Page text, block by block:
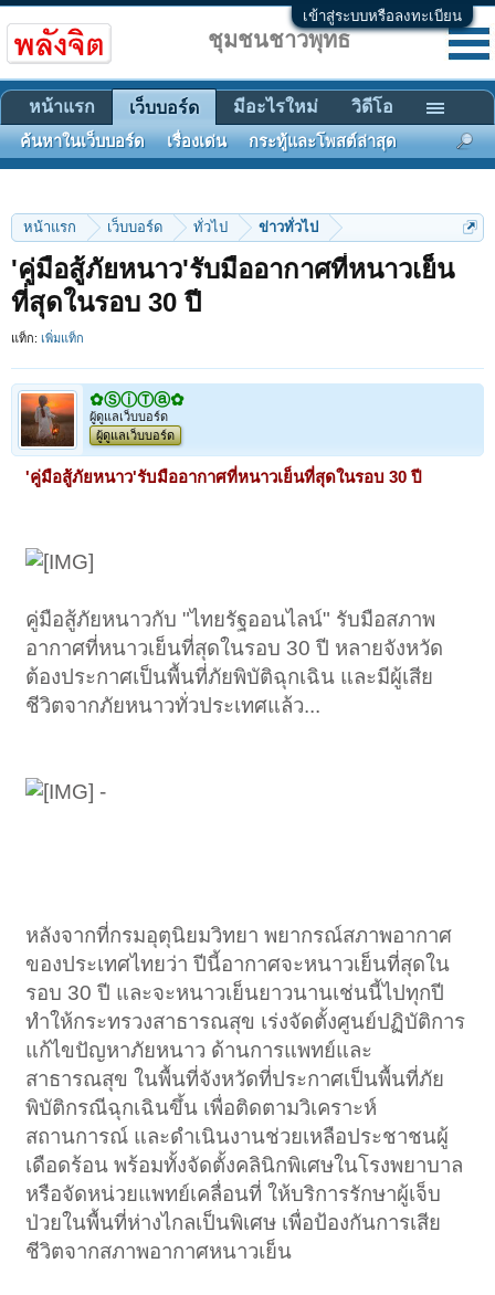
เข้าสู่ระบบหรือลงทะเบียน
หน้าแรก เว็บบอร์ด ทั่วไป ข่าวทั่วไป
'คู่มือสู้ภัยหนาว'รับมืออากาศที่หนาวเย็น
ที่สุดในรอบ 30 ปี
แท็ก: เพิ่มแท็ก
✿ⓈⓘⓉⓐ✿
ผู้ดูแลเว็บบอร์ด
ผู้ดูแลเว็บบอร์ด
'คู่มือสู้ภัยหนาว'รับมืออากาศที่หนาวเย็นที่สุดในรอบ 30 ปี
คู่มือสู้ภัยหนาวกับ "ไทยรัฐออนไลน์" รับมือสภาพ
อากาศที่หนาวเย็นที่สุดในรอบ 30 ปี หลายจังหวัด
ต้องประกาศเป็นพื้นที่ภัยพิบัติฉุกเฉิน และมีผู้เสีย
ชีวิตจากภัยหนาวทั่วประเทศแล้ว...
-
หลังจากที่กรมอุตุนิยมวิทยา พยากรณ์สภาพอากาศ
ของประเทศไทยว่า ปีนี้อากาศจะหนาวเย็นที่สุดใน
รอบ 30 ปี และจะหนาวเย็นยาวนานเช่นนี้ไปทุกปี
ทำให้กระทรวงสาธารณสุข เร่งจัดตั้งศูนย์ปฏิบัติการ
แก้ไขปัญหาภัยหนาว ด้านการแพทย์และ
สาธารณสุข ในพื้นที่จังหวัดที่ประกาศเป็นพื้นที่ภัย
พิบัติกรณีฉุกเฉินขึ้น เพื่อติดตามวิเคราะห์
สถานการณ์ และดำเนินงานช่วยเหลือประชาชนผู้
เดือดร้อน พร้อมทั้งจัดตั้งคลินิกพิเศษในโรงพยาบาล
หรือจัดหน่วยแพทย์เคลื่อนที่ ให้บริการรักษาผู้เจ็บ
ป่วยในพื้นที่ห่างไกลเป็นพิเศษ เพื่อป้องกันการเสีย
ชีวิตจากสภาพอากาศหนาวเย็น
ชุมชนชาวพุทธ
หน้าแรก เว็บบอร์ด
ค้นหาในเว็บบอร์ด เรื่องเด่น กระทู้และโพสต์ล่าสุด
มีอะไรใหม่ วิดีโอ